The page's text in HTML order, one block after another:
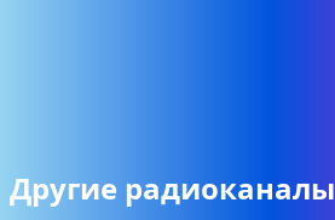
Другие радиоканалы